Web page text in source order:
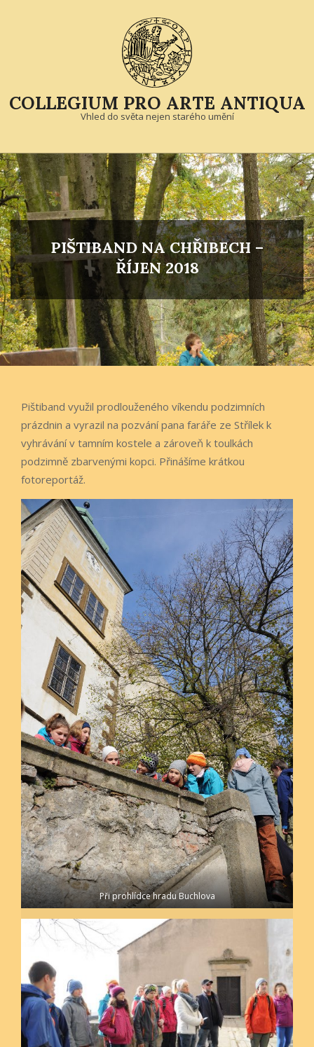
COLLEGIUM PRO ARTE ANTIQUA
Vhled do světa nejen starého umění
Primary
Navigation
Menu
PIŠTIBAND NA CHŘIBECH –
ŘÍJEN 2018
Pištiband využil prodlouženého víkendu podzimních
prázdnin a vyrazil na pozvání pana faráře ze Střílek k
vyhrávání v tamním kostele a zároveň k toulkách
podzimně zbarvenými kopci. Přinášíme krátkou
fotoreportáž.
Při prohlídce hradu Buchlova